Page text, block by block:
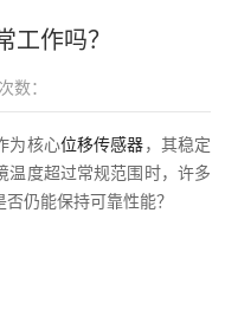
工作吗？
数：
为核心位移传感器，其稳定
温度超过常规范围时，许多
仍能保持可靠性能？